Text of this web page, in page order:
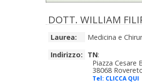
DOTT. WILLIAM
Laurea:
Medicina e
Indirizzo:
TN:
Piazza Cesare
38068
Tel: CLICCA QUI